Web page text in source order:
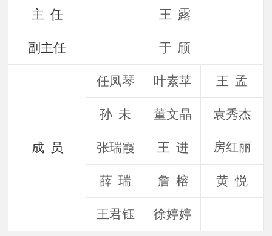
主 任 王 露
副主任 于 颀
成 员
任凤琴 叶素苹 王 孟
孙 未 董文晶 袁秀杰
张瑞霞 王 进 房红丽
薛 瑞 詹 榕 黄 悦
王君钰 徐婷婷